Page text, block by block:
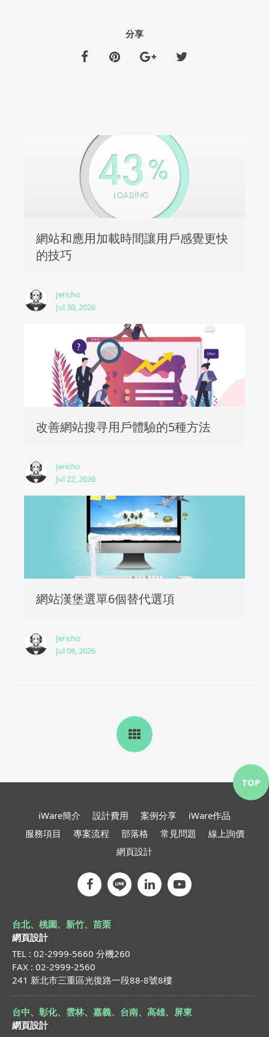
分享
網站和應用加載時間讓用戶感覺更快
的技巧
Jericho
Jul 30, 2026
改善網站搜寻用戶體驗的5種方法
Jericho
Jul 22, 2026
網站漢堡選單6個替代選項
Jericho
Jul 08, 2026
iWare簡介 設計費用 案例分享
iWare作品
服務項目
專案流程 部落格 常見問題
線上詢價
網頁設計
台北、桃園、新竹、苗栗
網頁設計
TEL : 02-2999-5660 分機260
FAX : 02-2999-2560
241 新北市三重區光復路一段88-8號8樓
台中、彰化、雲林、嘉義、台南、高雄、屏東
網頁設計
TOP